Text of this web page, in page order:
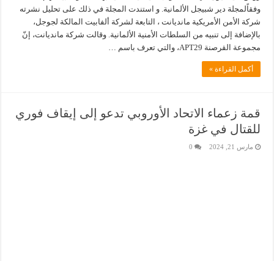
وفقاًلمجلة دير شبيجل الألمانية. و استندت المجلة في ذلك على تحليل نشرته
شركة الأمن الأمريكية مانديانت ، التابعة لشركة ألفابيت المالكة لجوجل،
بالإضافة إلى تنبيه من السلطات الأمنية الألمانية. وقالت شركة مانديانت، إنّ
مجموعة القرصنة APT29، والتي تعرف باسم …
أكمل القراءة »
قمة زعماء الاتحاد الأوروبي تدعو إلى إيقاف فوري
للقتال في غزة
مارس 21, 2024 0